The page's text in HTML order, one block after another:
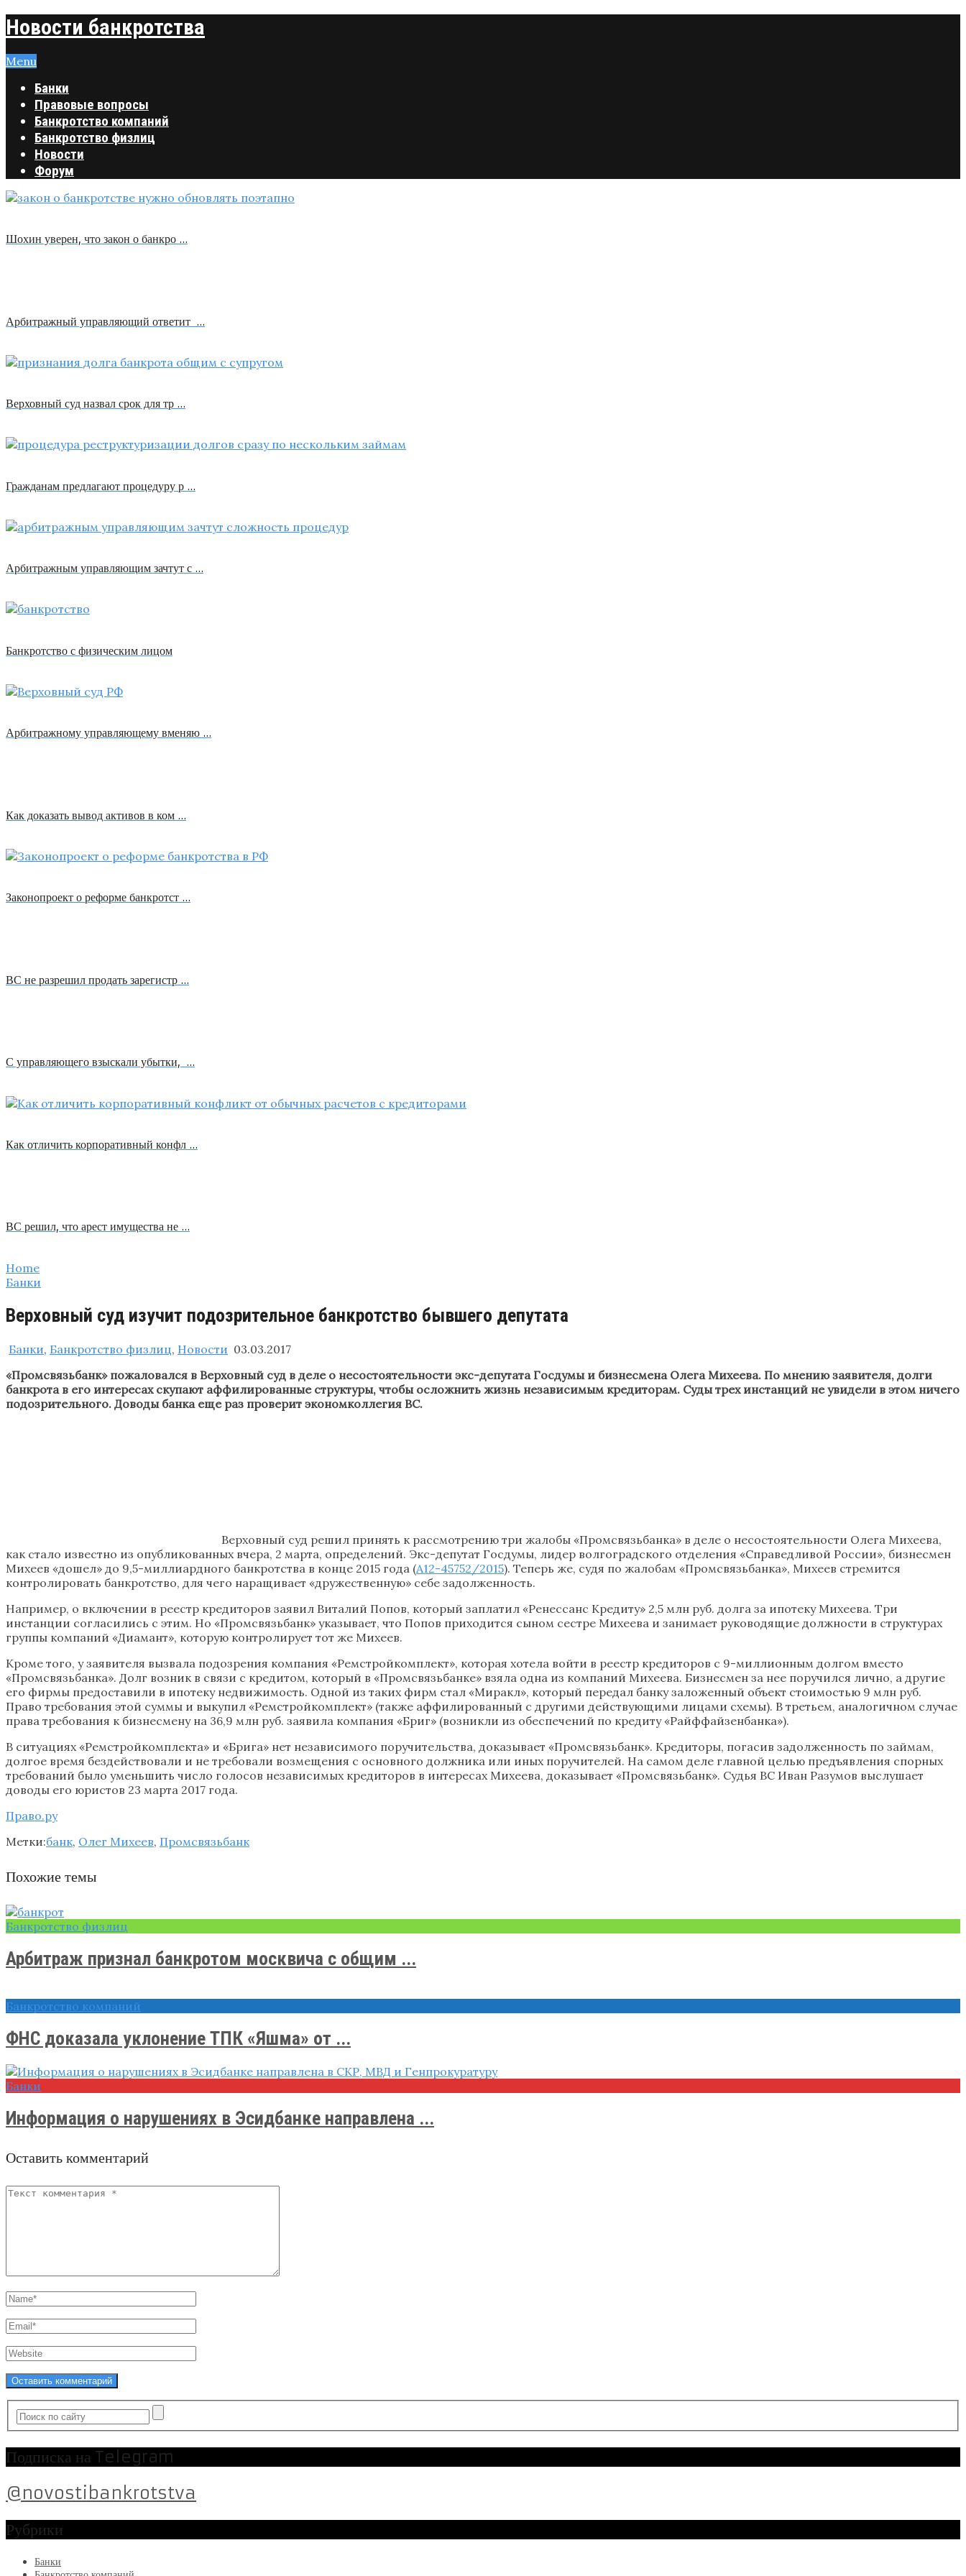
Новости банкротства
Menu
Банки
Правовые вопросы
Банкротство компаний
Банкротство физлиц
Новости
Форум
Шохин уверен, что закон о банкро …
Арбитражный управляющий ответит …
Верховный суд назвал срок для тр …
Гражданам предлагают процедуру р …
Арбитражным управляющим зачтут с …
Банкротство с физическим лицом
Арбитражному управляющему вменяю …
Как доказать вывод активов в ком …
Законопроект о реформе банкротст …
ВС не разрешил продать зарегистр …
С управляющего взыскали убытки, …
Как отличить корпоративный конфл …
ВС решил, что арест имущества не …
Home
Банки
Верховный суд изучит подозрительное банкротство бывшего депутата
Банки, Банкротство физлиц, Новости 03.03.2017
«Промсвязьбанк» пожаловался в Верховный суд в деле о несостоятельности экс-депутата Госдумы и бизнесмена Олега Михеева. По мнению заявителя, долги
банкрота в его интересах скупают аффилированные структуры, чтобы осложнить жизнь независимым кредиторам. Суды трех инстанций не увидели в этом ничего
подозрительного. Доводы банка еще раз проверит экономколлегия ВС.
Верховный суд решил принять к рассмотрению три жалобы «Промсвязьбанка» в деле о несостоятельности Олега Михеева,
как стало известно из опубликованных вчера, 2 марта, определений. Экс-депутат Госдумы, лидер волгоградского отделения «Справедливой России», бизнесмен
Михеев «дошел» до 9,5-миллиардного банкротства в конце 2015 года (А12-45752/2015). Теперь же, судя по жалобам «Промсвязьбанка», Михеев стремится
контролировать банкротство, для чего наращивает «дружественную» себе задолженность.
Например, о включении в реестр кредиторов заявил Виталий Попов, который заплатил «Ренессанс Кредиту» 2,5 млн руб. долга за ипотеку Михеева. Три
инстанции согласились с этим. Но «Промсвязьбанк» указывает, что Попов приходится сыном сестре Михеева и занимает руководящие должности в структурах
группы компаний «Диамант», которую контролирует тот же Михеев.
Кроме того, у заявителя вызвала подозрения компания «Ремстройкомплект», которая хотела войти в реестр кредиторов с 9-миллионным долгом вместо
«Промсвязьбанка». Долг возник в связи с кредитом, который в «Промсвязьбанке» взяла одна из компаний Михеева. Бизнесмен за нее поручился лично, а другие
его фирмы предоставили в ипотеку недвижимость. Одной из таких фирм стал «Миракл», который передал банку заложенный объект стоимостью 9 млн руб.
Право требования этой суммы и выкупил «Ремстройкомплект» (также аффилированный с другими действующими лицами схемы). В третьем, аналогичном случае
права требования к бизнесмену на 36,9 млн руб. заявила компания «Бриг» (возникли из обеспечений по кредиту «Райффайзенбанка»).
В ситуациях «Ремстройкомплекта» и «Брига» нет независимого поручительства, доказывает «Промсвязьбанк». Кредиторы, погасив задолженность по займам,
долгое время бездействовали и не требовали возмещения с основного должника или иных поручителей. На самом деле главной целью предъявления спорных
требований было уменьшить число голосов независимых кредиторов в интересах Михеева, доказывает «Промсвязьбанк». Судья ВС Иван Разумов выслушает
доводы его юристов 23 марта 2017 года.
Право.ру
Метки:банк, Олег Михеев, Промсвязьбанк
Похожие темы
Банкротство физлиц
Арбитраж признал банкротом москвича с общим ...
Банкротство компаний
ФНС доказала уклонение ТПК «Яшма» от ...
Банки
Информация о нарушениях в Эсидбанке направлена ...
Оставить комментарий
Подписка на Telegram
@novostibankrotstva
Рубрики
Банки